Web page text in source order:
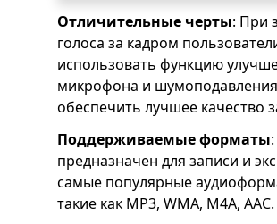
Отличительные черты: При
голоса за кадром
использовать функцию
микрофона и
обеспечить лучшее качество
Поддерживаемые форматы
предназначен для записи и
самые популярные
такие как MP3, WMA, M4A, AAC.